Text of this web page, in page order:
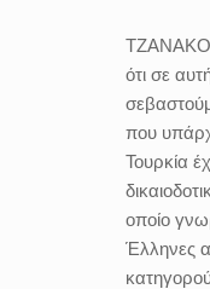
ότι σε
που
Τουρκία
οποίο
Έλληνες